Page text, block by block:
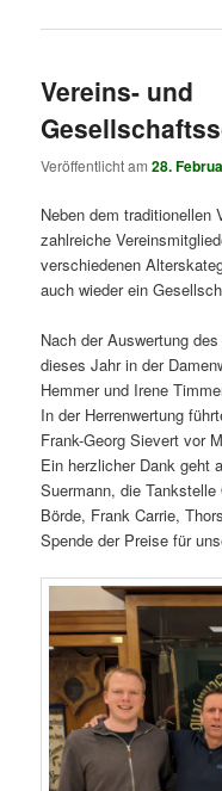
Vereins- und
Veröffentlicht am28.
Neben dem traditionellen
zahlreiche
verschiedenen
auch wieder ein
Nach der Auswertung
dieses Jahr in der
Hemmer und Irene
In der Herrenwertung
Frank-Georg Sievert vor
Ein herzlicher Dank geht
Suermann, die
Börde, Frank Carrie,
Spende der Preise für